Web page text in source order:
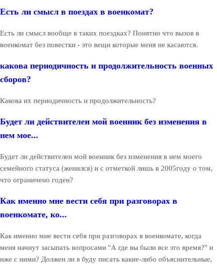
Есть ли смысл в поездах в военкомат?
Есть ли смысл вообще в таких поездках? Понятно что вызов в
военкомат без повестки - это вещи которые меня не касаются.
какова периодичность и продолжительность военных
сборов?
Какова их периодичность и продолжительность?
Будет ли действителен мой военник без изменения в
нем мое...
Будет ли действителен мой военник без изменения в нем моего
семейного статуса (женился) и с отметкой лишь в 2005году о том,
что ограничено годен?
Как именно мне вести себя при разговорах в
военкомате, ко...
Как именно мне вести себя при разговорах в военкомате, когда
меня начнут засыпать вопросами "А где вы были все это время?" и
иже с ними? Должен ли я буду писать какие-либо объяснительные,